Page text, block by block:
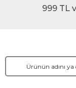
999 TL